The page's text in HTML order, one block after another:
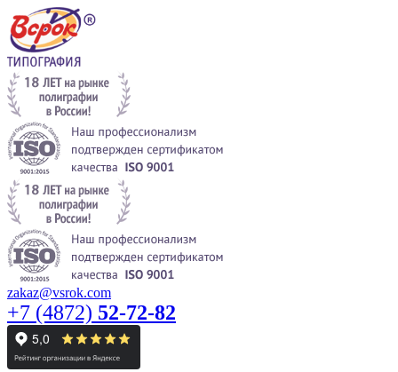
zakaz@vsrok.com
+7 (4872) 52-72-82